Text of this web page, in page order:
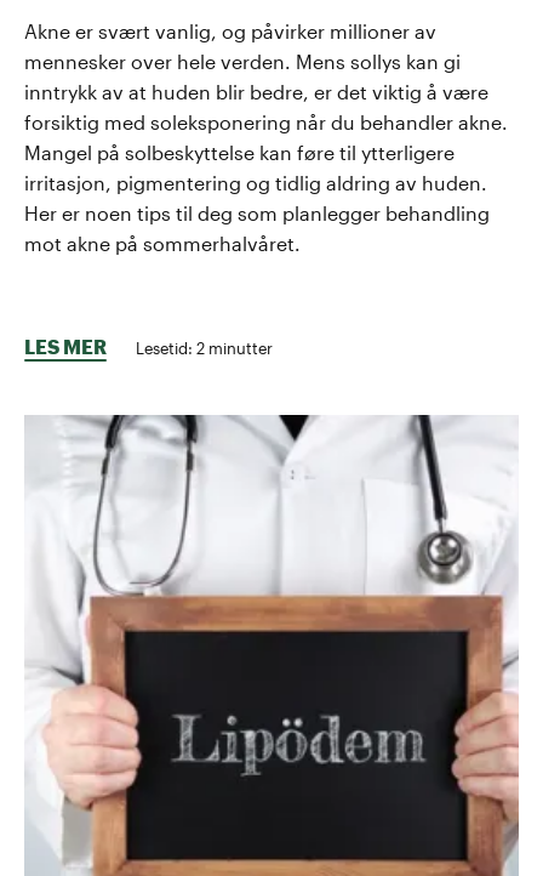
Akne er svært vanlig, og påvirker millioner av
mennesker over hele verden. Mens sollys kan gi
inntrykk av at huden blir bedre, er det viktig å være
forsiktig med soleksponering når du behandler akne.
Mangel på solbeskyttelse kan føre til ytterligere
irritasjon, pigmentering og tidlig aldring av huden.
Her er noen tips til deg som planlegger behandling
mot akne på sommerhalvåret.
LES MER Lesetid: 2 minutter